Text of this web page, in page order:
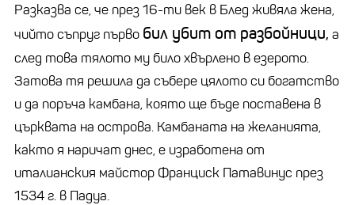
Разказва се, че през 16-ти век в Блед живяла жена,
чийто съпруг първо бил убит от разбойници, а
след това тялото му било хвърлено в езерото.
Затова тя решила да събере цялото си богатство
и да поръча камбана, която ще бъде поставена в
църквата на острова. Камбаната на желанията,
както я наричат ​​днес, е изработена от
италианския майстор Франциск Патавинус през
1534 г. в Падуа.